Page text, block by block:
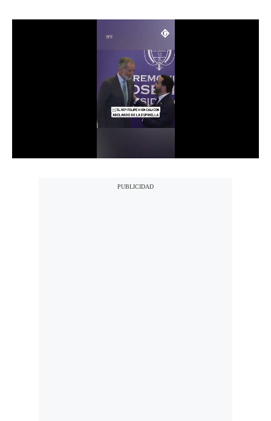
Club del Suscriptor